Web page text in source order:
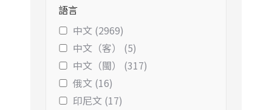
語言
中文 (2969)
中文（客） (5)
中文（閩） (317)
俄文 (16)
印尼文 (17)